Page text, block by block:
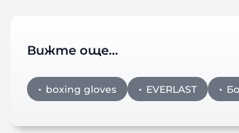
Вижте още…
boxing gloves EVERLAST